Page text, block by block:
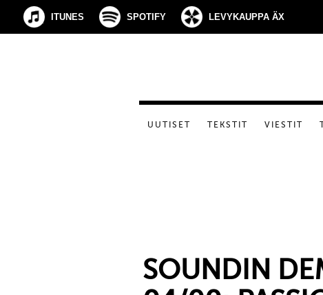
ITUNES SPOTIFY LEVYKAUPPA ÄX
UUTISET TEKSTIT VIESTIT
SOUNDIN